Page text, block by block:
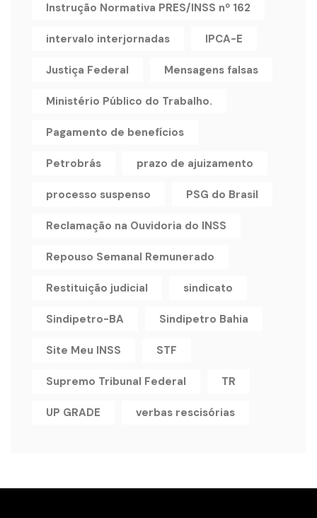
Instrução Normativa PRES/INSS nº 162
intervalo interjornadas IPCA-E
Justiça Federal Mensagens falsas
Ministério Público do Trabalho.
Pagamento de benefícios
Petrobrás prazo de ajuizamento
processo suspenso PSG do Brasil
Reclamação na Ouvidoria do INSS
Repouso Semanal Remunerado
Restituição judicial sindicato
Sindipetro-BA Sindipetro Bahia
Site Meu INSS STF
Supremo Tribunal Federal TR
UP GRADE verbas rescisórias